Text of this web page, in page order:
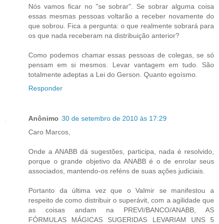
Nós vamos ficar no "se sobrar". Se sobrar alguma coisa
essas mesmas pessoas voltarão a receber novamente do
que sobrou. Fica a pergunta: o que realmente sobrará para
os que nada receberam na distribuição anterior?
Como podemos chamar essas pessoas de colegas, se só
pensam em si mesmos. Levar vantagem em tudo. São
totalmente adeptas a Lei do Gerson. Quanto egoísmo.
Responder
Anônimo 30 de setembro de 2010 às 17:29
Caro Marcos,
Onde a ANABB dá sugestões, participa, nada é resolvido,
porque o grande objetivo da ANABB é o de enrolar seus
associados, mantendo-os reféns de suas ações judiciais.
Portanto da última vez que o Valmir se manifestou a
respeito de como distribuir o superávit, com a agilidade que
as coisas andam na PREVI/BANCO/ANABB, AS
FÓRMULAS MÁGICAS SUGERIDAS LEVARIAM UNS 5